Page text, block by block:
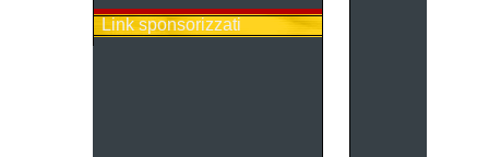
Link sponsorizzati